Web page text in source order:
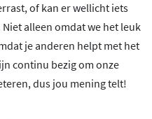
of kan er wellicht iets
alleen omdat we het leuk
je anderen helpt met het
continu bezig om onze
dus jou mening telt!